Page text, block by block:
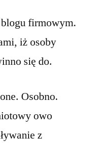
firmowym.
iż osoby
się do.
Osobno.
owo
z